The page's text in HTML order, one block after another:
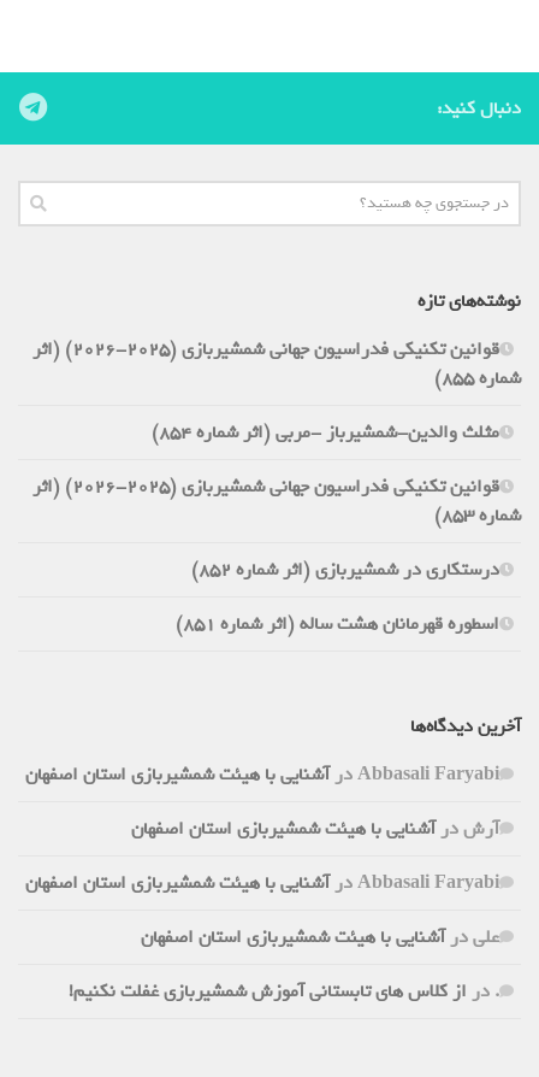
دنبال کنید:
نوشته‌های تازه
قوانین تکنیکی فدراسیون جهانی شمشیربازی (2025-2026) (اثر
شماره 855)
مثلث والدین-شمشیرباز -مربی (اثر شماره 854)
قوانین تکنیکی فدراسیون جهانی شمشیربازی (2025-2026) (اثر
شماره 853)
درستکاری در شمشیربازی (اثر شماره 852)
اسطوره قهرمانان هشت ساله (اثر شماره 851)
آخرین دیدگاه‌ها
Abbasali Faryabiدرآشنایی با هیئت شمشیربازی استان اصفهان
آرشدرآشنایی با هیئت شمشیربازی استان اصفهان
Abbasali Faryabiدرآشنایی با هیئت شمشیربازی استان اصفهان
علیدرآشنایی با هیئت شمشیربازی استان اصفهان
.دراز کلاس های تابستانی آموزش شمشیربازی غفلت نکنیم!